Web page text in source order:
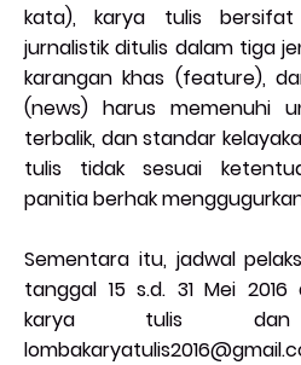
kata), karya tulis bersifat
jurnalistik ditulis dalam tiga
karangan khas (feature),
(news) harus memenuhi
terbalik, dan standar
tulis tidak sesuai
panitia berhak
Sementara itu, jadwal
tanggal 15 s.d. 31 Mei
karya tulis